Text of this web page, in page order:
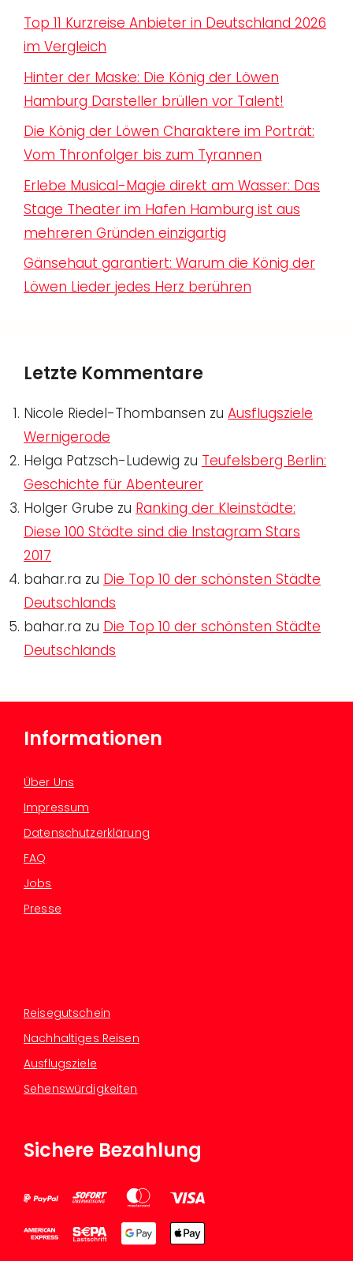
Top 11 Kurzreise Anbieter in Deutschland 2026
im Vergleich
Hinter der Maske: Die König der Löwen
Hamburg Darsteller brüllen vor Talent!
Die König der Löwen Charaktere im Porträt:
Vom Thronfolger bis zum Tyrannen
Erlebe Musical-Magie direkt am Wasser: Das
Stage Theater im Hafen Hamburg ist aus
mehreren Gründen einzigartig
Gänsehaut garantiert: Warum die König der
Löwen Lieder jedes Herz berühren
Letzte Kommentare
Nicole Riedel-Thombansen zu Ausflugsziele
Wernigerode
Helga Patzsch-Ludewig zu Teufelsberg Berlin:
Geschichte für Abenteurer
Holger Grube zu Ranking der Kleinstädte:
Diese 100 Städte sind die Instagram Stars
2017
bahar.ra zu Die Top 10 der schönsten Städte
Deutschlands
bahar.ra zu Die Top 10 der schönsten Städte
Deutschlands
Informationen
Über Uns
Impressum
Datenschutzerklärung
FAQ
Jobs
Presse
Reisegutschein
Nachhaltiges Reisen
Ausflugsziele
Sehenswürdigkeiten
Sichere Bezahlung